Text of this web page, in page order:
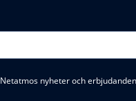
nyheter och